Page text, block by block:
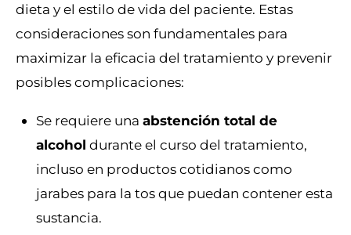
dieta y el estilo de vida del paciente. Estas
consideraciones son fundamentales para
maximizar la eficacia del tratamiento y prevenir
posibles complicaciones:
Se requiere una abstención total de
alcohol durante el curso del tratamiento,
incluso en productos cotidianos como
jarabes para la tos que puedan contener esta
sustancia.